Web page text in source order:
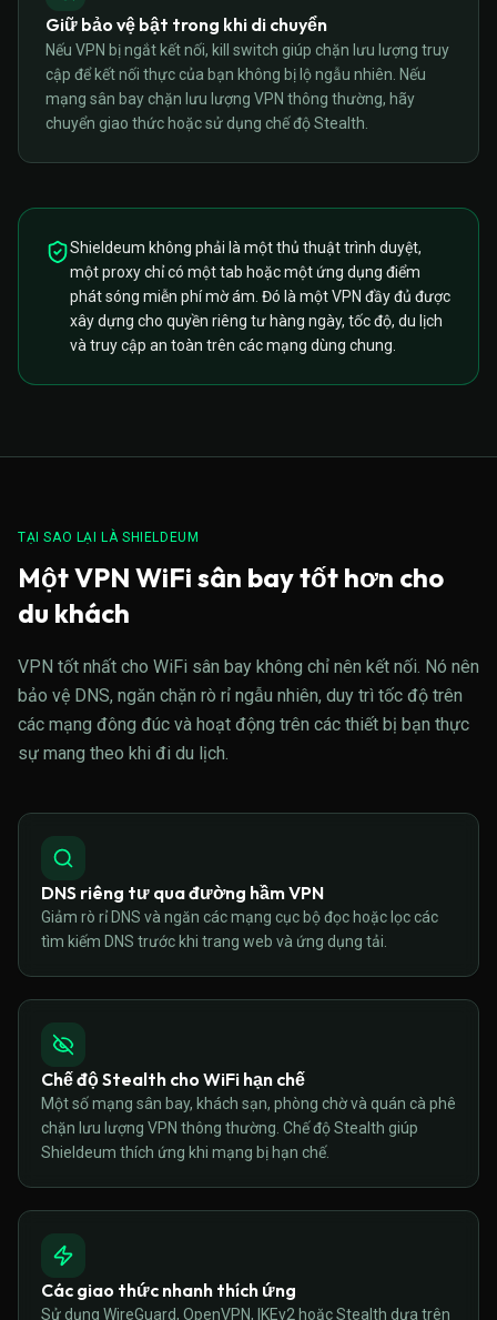
Giữ bảo vệ bật trong khi di chuyển
Nếu VPN bị ngắt kết nối, kill switch giúp chặn lưu lượng truy
cập để kết nối thực của bạn không bị lộ ngẫu nhiên. Nếu
mạng sân bay chặn lưu lượng VPN thông thường, hãy
chuyển giao thức hoặc sử dụng chế độ Stealth.
Shieldeum không phải là một thủ thuật trình duyệt,
một proxy chỉ có một tab hoặc một ứng dụng điểm
phát sóng miễn phí mờ ám. Đó là một VPN đầy đủ được
xây dựng cho quyền riêng tư hàng ngày, tốc độ, du lịch
và truy cập an toàn trên các mạng dùng chung.
TẠI SAO LẠI LÀ SHIELDEUM
Một VPN WiFi sân bay tốt hơn cho
du khách
VPN tốt nhất cho WiFi sân bay không chỉ nên kết nối. Nó nên
bảo vệ DNS, ngăn chặn rò rỉ ngẫu nhiên, duy trì tốc độ trên
các mạng đông đúc và hoạt động trên các thiết bị bạn thực
sự mang theo khi đi du lịch.
DNS riêng tư qua đường hầm VPN
Giảm rò rỉ DNS và ngăn các mạng cục bộ đọc hoặc lọc các
tìm kiếm DNS trước khi trang web và ứng dụng tải.
Chế độ Stealth cho WiFi hạn chế
Một số mạng sân bay, khách sạn, phòng chờ và quán cà phê
chặn lưu lượng VPN thông thường. Chế độ Stealth giúp
Shieldeum thích ứng khi mạng bị hạn chế.
Các giao thức nhanh thích ứng
Sử dụng WireGuard, OpenVPN, IKEv2 hoặc Stealth dựa trên